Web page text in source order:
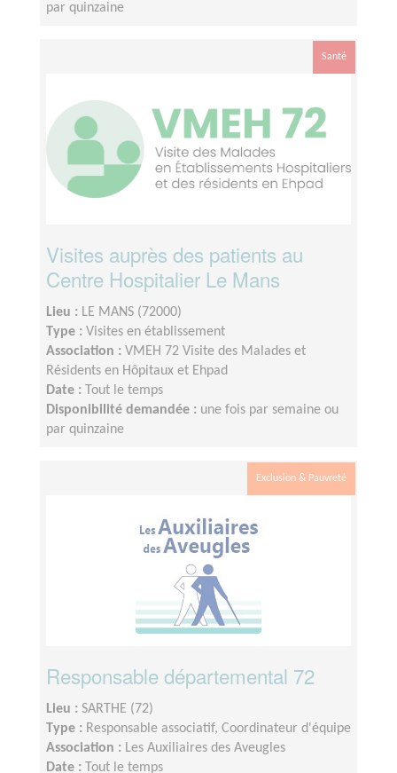
par quinzaine
Santé
Visites auprès des patients au
Centre Hospitalier Le Mans
Lieu : LE MANS (72000)
Type : Visites en établissement
Association : VMEH 72 Visite des Malades et
Résidents en Hôpitaux et Ehpad
Date :
Tout le temps
Disponibilité demandée : une fois par semaine ou
par quinzaine
Exclusion & Pauvreté
Responsable départemental 72
Lieu : SARTHE (72)
Type : Responsable associatif, Coordinateur d'équipe
Association : Les Auxiliaires des Aveugles
Date :
Tout le temps